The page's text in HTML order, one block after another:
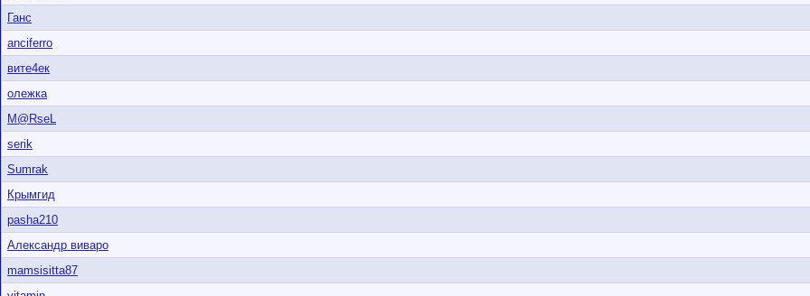
Ганс
anciferro
вите4ек
олежка
M@RseL
serik
Sumrak
Крымгид
pasha210
Александр виваро
mamsisitta87